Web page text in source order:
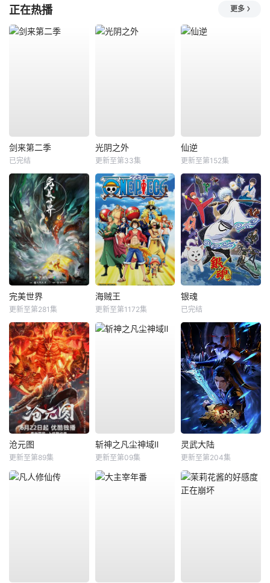
正在热播 更多
剑来第二季
已完结
光阴之外
更新至第33集
仙逆
更新至第152集
完美世界
更新至第281集
海贼王
更新至第1172集
银魂
已完结
沧元图
更新至第89集
斩神之凡尘神域Ⅱ
更新至第09集
灵武大陆
更新至第204集